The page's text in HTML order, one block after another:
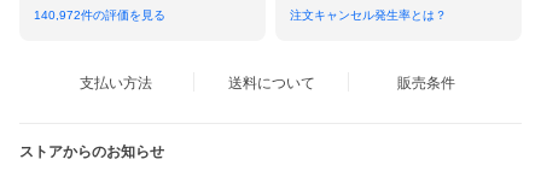
140,972件の評価を見る 注文キャンセル発生率とは？
支払い方法 送料について 販売条件
ストアからのお知らせ